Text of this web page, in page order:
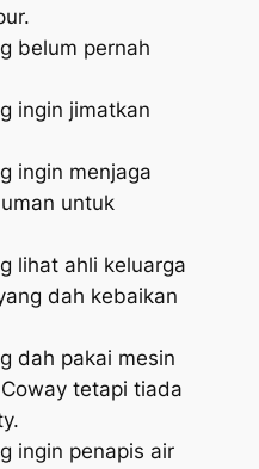
belum pernah
ingin jimatkan
ingin menjaga
untuk
lihat ahli keluarga
dah kebaikan
dah pakai mesin
tetapi tiada
ingin penapis air